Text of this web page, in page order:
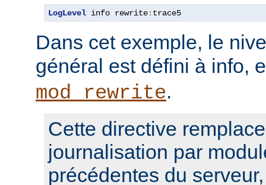
LogLevel info rewrite: trace5
Dans cet exemple, le
général est défini à info,
mod_rewrite.
Cette directive
journalisation par
précédentes du